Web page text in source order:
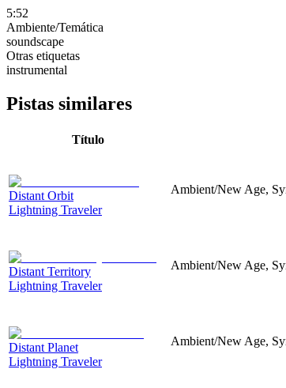
5:52
Ambiente/Temática
soundscape
Otras etiquetas
instrumental
Pistas similares
Título
Distant Orbit
Lightning Traveler
Ambient/New Age,
Distant Territory
Lightning Traveler
Ambient/New Age,
Distant Planet
Lightning Traveler
Ambient/New Age,